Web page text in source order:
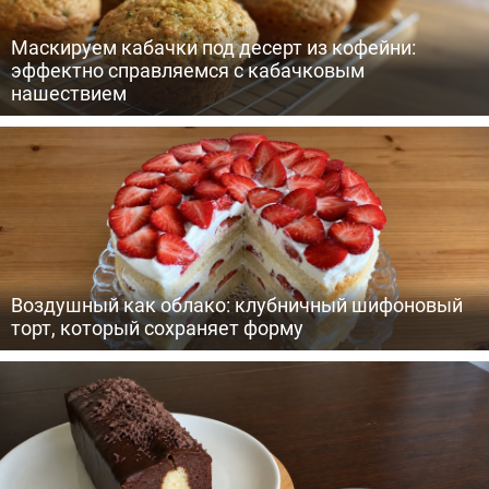
Маскируем кабачки под десерт из кофейни:
эффектно справляемся с кабачковым
нашествием
Воздушный как облако: клубничный шифоновый
торт, который сохраняет форму